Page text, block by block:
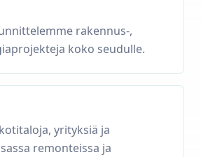
rakennus-,
koko seudulle.
yrityksiä ja
remonteissa ja